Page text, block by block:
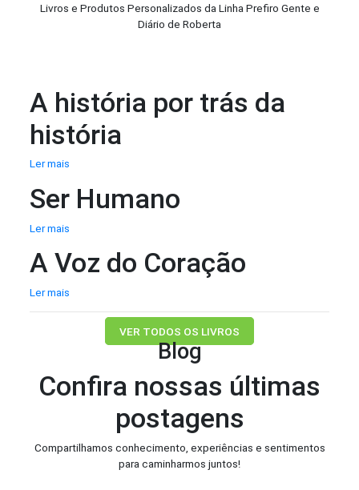
Livros e Produtos Personalizados da Linha Prefiro Gente e
Diário de Roberta
A história por trás da
história
Ler mais
Ser Humano
Ler mais
A Voz do Coração
Ler mais
VER TODOS OS LIVROS
Blog
Confira nossas últimas
postagens
Compartilhamos conhecimento, experiências e sentimentos
para caminharmos juntos!